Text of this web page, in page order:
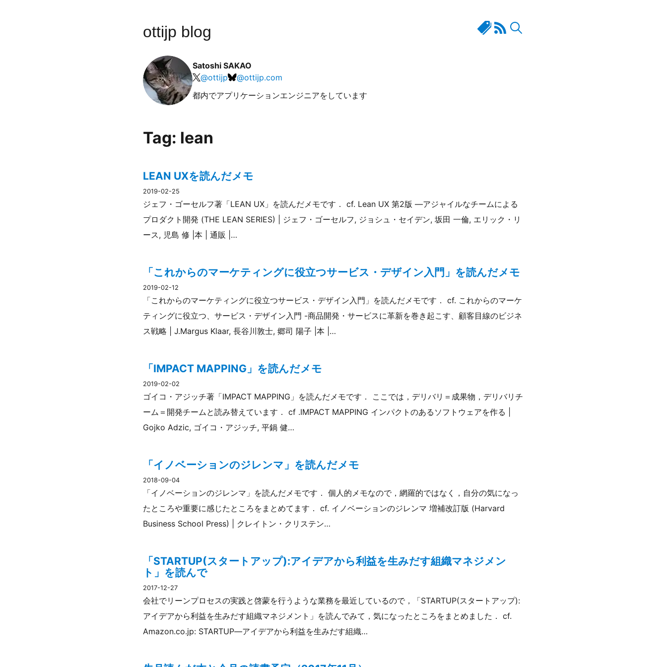
ottijp blog
Satoshi SAKAO
@ottijp @ottijp.com
都内でアプリケーションエンジニアをしています
Tag: lean
LEAN UXを読んだメモ
2019-02-25
ジェフ・ゴーセルフ著「LEAN UX」を読んだメモです． cf. Lean UX 第2版 ―アジャイルなチームによる
プロダクト開発 (THE LEAN SERIES) | ジェフ・ゴーセルフ, ジョシュ・セイデン, 坂田 一倫, エリック・リ
ース, 児島 修 |本 | 通販 |…
「これからのマーケティングに役立つサービス・デザイン入門」を読んだメモ
2019-02-12
「これからのマーケティングに役立つサービス・デザイン入門」を読んだメモです． cf. これからのマーケ
ティングに役立つ、サービス・デザイン入門 -商品開発・サービスに革新を巻き起こす、顧客目線のビジネ
ス戦略 | J.Margus Klaar, 長谷川敦士, 郷司 陽子 |本 |…
「IMPACT MAPPING」を読んだメモ
2019-02-02
ゴイコ・アジッチ著「IMPACT MAPPING」を読んだメモです． ここでは，デリバリ＝成果物，デリバリチ
ーム＝開発チームと読み替えています． cf .IMPACT MAPPING インパクトのあるソフトウェアを作る |
Gojko Adzic, ゴイコ・アジッチ, 平鍋 健…
「イノベーションのジレンマ」を読んだメモ
2018-09-04
「イノベーションのジレンマ」を読んだメモです． 個人的メモなので，網羅的ではなく，自分の気になっ
たところや重要に感じたところをまとめてます． cf. イノベーションのジレンマ 増補改訂版 (Harvard
Business School Press) | クレイトン・クリステン…
「STARTUP(スタートアップ):アイデアから利益を生みだす組織マネジメン
ト」を読んで
2017-12-27
会社でリーンプロセスの実践と啓蒙を行うような業務を最近しているので，「STARTUP(スタートアップ):
アイデアから利益を生みだす組織マネジメント」を読んでみて，気になったところをまとめました． cf.
Amazon.co.jp: STARTUP―アイデアから利益を生みだす組織…